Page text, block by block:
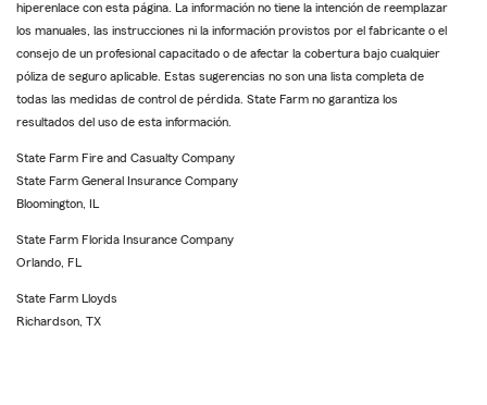
hiperenlace con esta página. La información no tiene la intención de reemplazar
los manuales, las instrucciones ni la información provistos por el fabricante o el
consejo de un profesional capacitado o de afectar la cobertura bajo cualquier
póliza de seguro aplicable. Estas sugerencias no son una lista completa de
todas las medidas de control de pérdida. State Farm no garantiza los
resultados del uso de esta información.
State Farm Fire and Casualty Company
State Farm General Insurance Company
Bloomington, IL
State Farm Florida Insurance Company
Orlando, FL
State Farm Lloyds
Richardson, TX